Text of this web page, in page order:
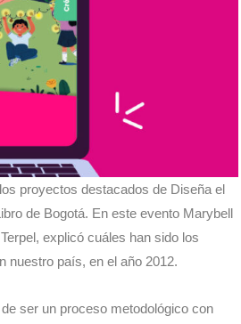
proyectos destacados de Diseña el
de Bogotá. En este evento Marybell
explicó cuáles han sido los
nuestro país, en el año 2012.
ser un proceso metodológico con